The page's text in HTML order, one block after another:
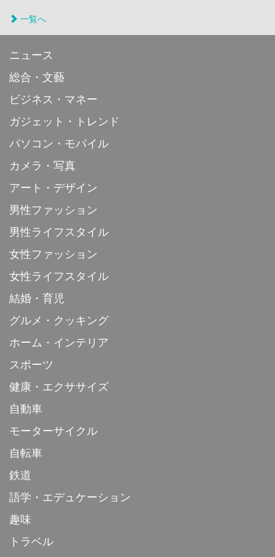
一覧へ
ニュース
総合・文藝
ビジネス・マネー
ガジェット・トレンド
パソコン・モバイル
カメラ・写真
アート・デザイン
男性ファッション
男性ライフスタイル
女性ファッション
女性ライフスタイル
結婚・育児
グルメ・クッキング
ホーム・インテリア
スポーツ
健康・エクササイズ
自動車
モーターサイクル
自転車
鉄道
語学・エデュケーション
趣味
トラベル